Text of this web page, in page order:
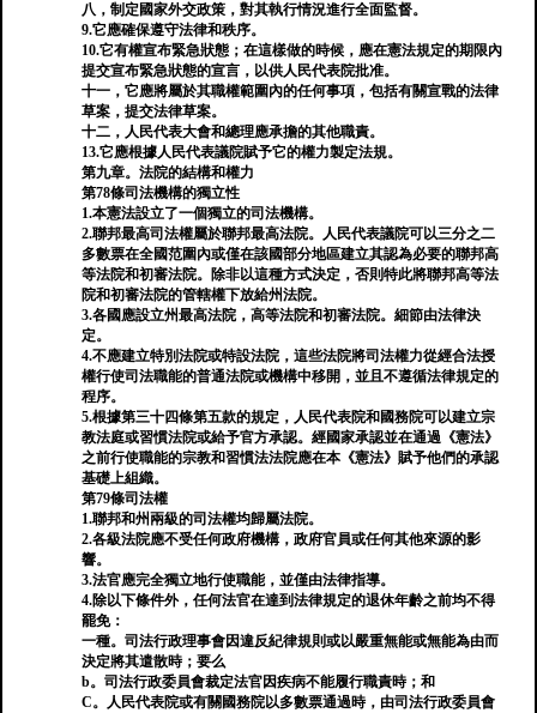
八，制定國家外交政策，對其執行情況進行全面監督。
9.它應確保遵守法律和秩序。
10.它有權宣布緊急狀態；在這樣做的時候，應在憲法規定的期限內
提交宣布緊急狀態的宣言，以供人民代表院批准。
十一，它應將屬於其職權範圍內的任何事項，包括有關宣戰的法律
草案，提交法律草案。
十二，人民代表大會和總理應承擔的其他職責。
13.它應根據人民代表議院賦予它的權力製定法規。
第九章。法院的結構和權力
第78條司法機構的獨立性
1.本憲法設立了一個獨立的司法機構。
2.聯邦最高司法權屬於聯邦最高法院。人民代表議院可以三分之二
多數票在全國范圍內或僅在該國部分地區建立其認為必要的聯邦高
等法院和初審法院。除非以這種方式決定，否則特此將聯邦高等法
院和初審法院的管轄權下放給州法院。
3.各國應設立州最高法院，高等法院和初審法院。細節由法律決
定。
4.不應建立特別法院或特設法院，這些法院將司法權力從經合法授
權行使司法職能的普通法院或機構中移開，並且不遵循法律規定的
程序。
5.根據第三十四條第五款的規定，人民代表院和國務院可以建立宗
教法庭或習慣法院或給予官方承認。經國家承認並在通過《憲法》
之前行使職能的宗教和習慣法法院應在本《憲法》賦予他們的承認
基礎上組織。
第79條司法權
1.聯邦和州兩級的司法權均歸屬法院。
2.各級法院應不受任何政府機構，政府官員或任何其他來源的影
響。
3.法官應完全獨立地行使職能，並僅由法律指導。
4.除以下條件外，任何法官在達到法律規定的退休年齡之前均不得
罷免：
一種。司法行政理事會因違反紀律規則或以嚴重無能或無能為由而
決定將其遣散時；要么
b。司法行政委員會裁定法官因疾病不能履行職責時；和
C。人民代表院或有關國務院以多數票通過時，由司法行政委員會